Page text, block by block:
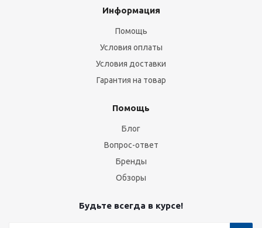
Информация
Помощь
Условия оплаты
Условия доставки
Гарантия на товар
Помощь
Блог
Вопрос-ответ
Бренды
Обзоры
Будьте всегда в курсе!